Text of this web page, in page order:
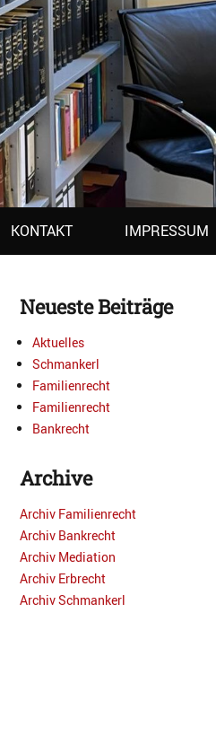
KONTAKT IMPRESSUM
Neueste Beiträge
Aktuelles
Schmankerl
Familienrecht
Familienrecht
Bankrecht
Archive
Archiv Familienrecht
Archiv Bankrecht
Archiv Mediation
Archiv Erbrecht
Archiv Schmankerl